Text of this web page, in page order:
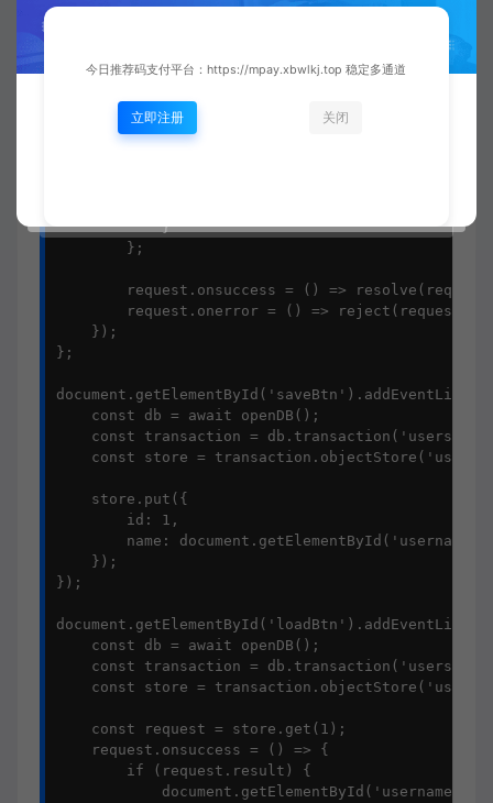
const openDB = () => {
    return new Promise((resolve, reject) => {
const request =
        request.onupgradeneeded = (event) => {
            }
        };
request.onsuccess = () =>
request.onerror = () =>
    });
};
    const db = await openDB();
const transaction = db.transaction('users',
const store =
    store.put({
        id: 1,
name:
    });
});
    const db = await openDB();
const transaction = db.transaction('users',
const store =
    const request = store.get(1);
    request.onsuccess = () => {
        if (request.result) {
今日推荐码支付平台：https://mpay.xbwlkj.top 稳定多通道
立即注册 关闭